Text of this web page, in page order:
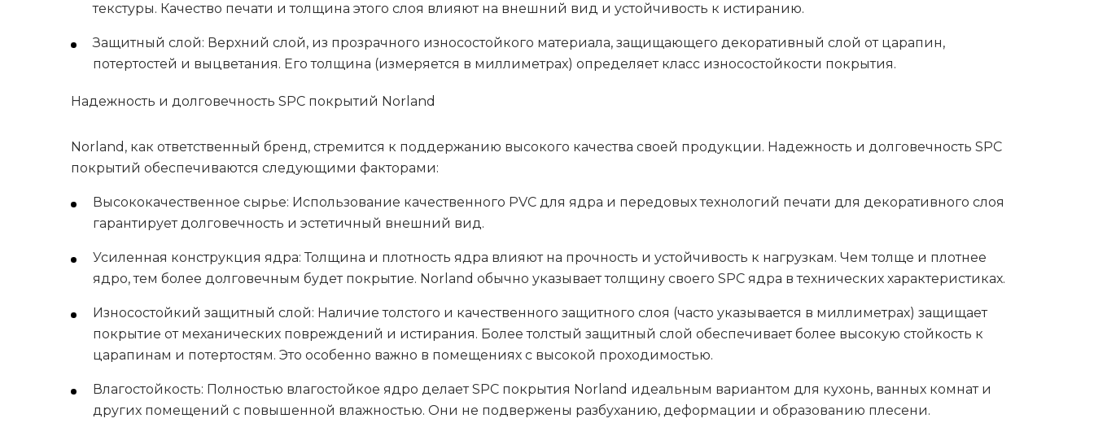
текстуры. Качество печати и толщина этого слоя влияют на внешний вид и устойчивость к истиранию.
Защитный слой: Верхний слой, из прозрачного износостойкого материала, защищающего декоративный слой от царапин,
потертостей и выцветания. Его толщина (измеряется в миллиметрах) определяет класс износостойкости покрытия.
Надежность и долговечность SPC покрытий Norland
Norland, как ответственный бренд, стремится к поддержанию высокого качества своей продукции. Надежность и долговечность SPC
покрытий обеспечиваются следующими факторами:
Высококачественное сырье: Использование качественного PVC для ядра и передовых технологий печати для декоративного слоя
гарантирует долговечность и эстетичный внешний вид.
Усиленная конструкция ядра: Толщина и плотность ядра влияют на прочность и устойчивость к нагрузкам. Чем толще и плотнее
ядро, тем более долговечным будет покрытие. Norland обычно указывает толщину своего SPC ядра в технических характеристиках.
Износостойкий защитный слой: Наличие толстого и качественного защитного слоя (часто указывается в миллиметрах) защищает
покрытие от механических повреждений и истирания. Более толстый защитный слой обеспечивает более высокую стойкость к
царапинам и потертостям. Это особенно важно в помещениях с высокой проходимостью.
Влагостойкость: Полностью влагостойкое ядро делает SPC покрытия Norland идеальным вариантом для кухонь, ванных комнат и
других помещений с повышенной влажностью. Они не подвержены разбуханию, деформации и образованию плесени.